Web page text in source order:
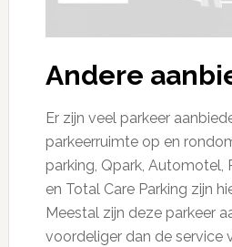
Andere
Er zijn veel parkeer
parkeerruimte op en
parking, Qpark, Automotel,
en Total Care Parking zijn
Meestal zijn deze parkeer
voordeliger dan de service